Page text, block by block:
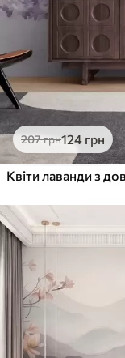
207грн124 грн